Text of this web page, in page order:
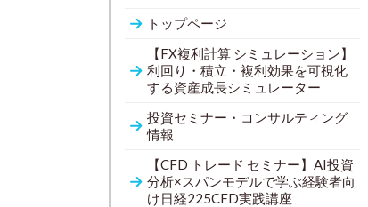
トップページ
【FX複利計算 シミュレーション】
利回り・積立・複利効果を可視化
する資産成長シミュレーター
投資セミナー・コンサルティング
情報
【CFD トレード セミナー】AI投資
分析×スパンモデルで学ぶ経験者向
け日経225CFD実践講座